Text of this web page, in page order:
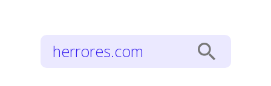
herrores.com search